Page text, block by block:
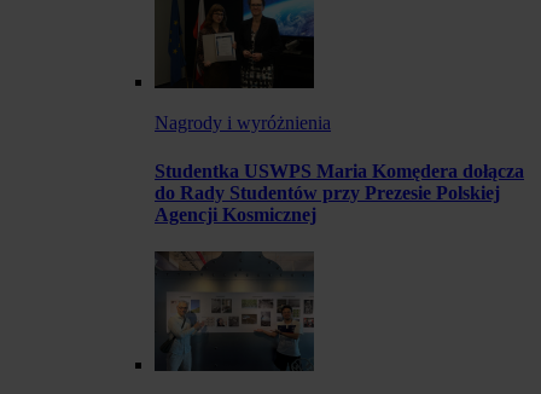
Nagrody i wyróżnienia
Studentka USWPS Maria Komędera dołącza
do Rady Studentów przy Prezesie Polskiej
Agencji Kosmicznej